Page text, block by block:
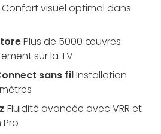
Confort visuel optimal dans
Plus de 5000 œuvres
sur la TV
sans filInstallation
Fluidité avancée avec VRR et
Pro